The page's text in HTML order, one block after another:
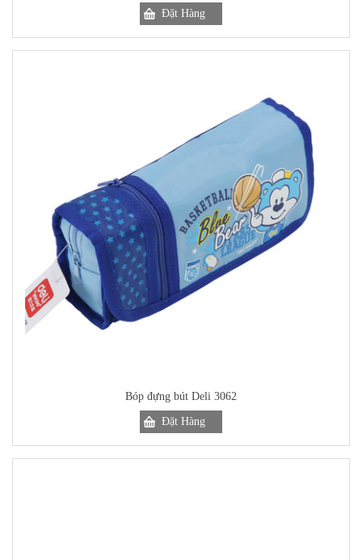
Đặt Hàng
Bóp đựng bút Deli 3062
Đặt Hàng